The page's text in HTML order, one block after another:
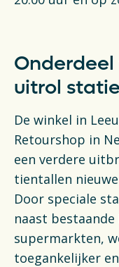
uitrol
De winkel in
Retourshop in
een verdere
tientallen
Door speciale
naast
supermarkten,
toegankelijker